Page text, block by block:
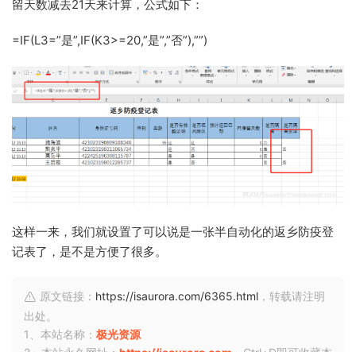
留天数减去21天来计算，公式如下：
=IF(L3=”是”,IF(K3>=20,”是”,”否”),””)
这样一来，我们就设置了可以说是一张半自动化的返乡防疫登
记表了，是不是方便了很多。
原文链接： https://isaurora.com/6365.html ，转载请注明
出处。
1、本站名称： 极光资源